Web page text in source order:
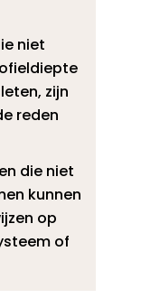
niet
zijn
reden
die niet
kunnen
op
of